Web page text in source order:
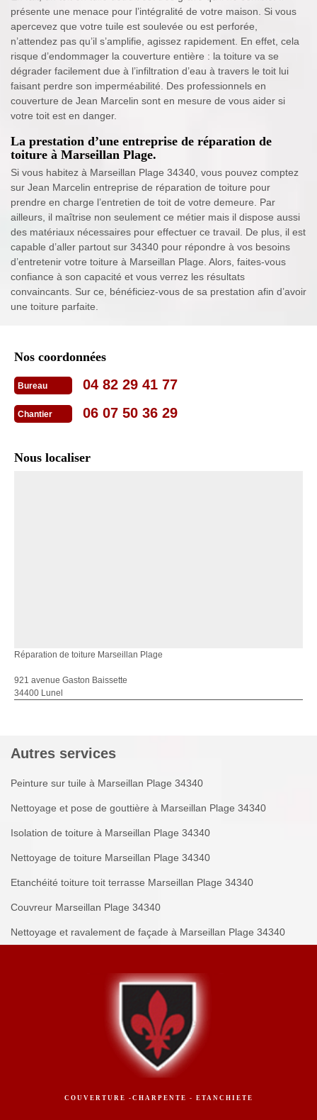
présente une menace pour l’intégralité de votre maison. Si vous
apercevez que votre tuile est soulevée ou est perforée,
n’attendez pas qu’il s’amplifie, agissez rapidement. En effet, cela
risque d’endommager la couverture entière : la toiture va se
dégrader facilement due à l’infiltration d’eau à travers le toit lui
faisant perdre son imperméabilité. Des professionnels en
couverture de Jean Marcelin sont en mesure de vous aider si
votre toit est en danger.
La prestation d’une entreprise de réparation de
toiture à Marseillan Plage.
Si vous habitez à Marseillan Plage 34340, vous pouvez comptez
sur Jean Marcelin entreprise de réparation de toiture pour
prendre en charge l’entretien de toit de votre demeure. Par
ailleurs, il maîtrise non seulement ce métier mais il dispose aussi
des matériaux nécessaires pour effectuer ce travail. De plus, il est
capable d’aller partout sur 34340 pour répondre à vos besoins
d’entretenir votre toiture à Marseillan Plage. Alors, faites-vous
confiance à son capacité et vous verrez les résultats
convaincants. Sur ce, bénéficiez-vous de sa prestation afin d’avoir
une toiture parfaite.
Nos coordonnées
Bureau 04 82 29 41 77
Chantier 06 07 50 36 29
Nous localiser
Réparation de toiture Marseillan Plage
921 avenue Gaston Baissette
34400 Lunel
Autres services
Peinture sur tuile à Marseillan Plage 34340
Nettoyage et pose de gouttière à Marseillan Plage 34340
Isolation de toiture à Marseillan Plage 34340
Nettoyage de toiture Marseillan Plage 34340
Etanchéité toiture toit terrasse Marseillan Plage 34340
Couvreur Marseillan Plage 34340
Nettoyage et ravalement de façade à Marseillan Plage 34340
COUVERTURE -CHARPENTE - ETANCHIETE